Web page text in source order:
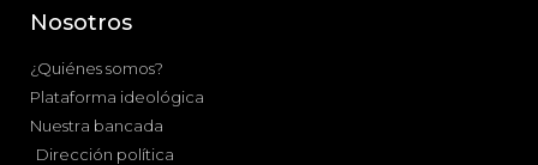
Nosotros
¿Quiénes somos?
Plataforma ideológica
Nuestra bancada
Dirección política